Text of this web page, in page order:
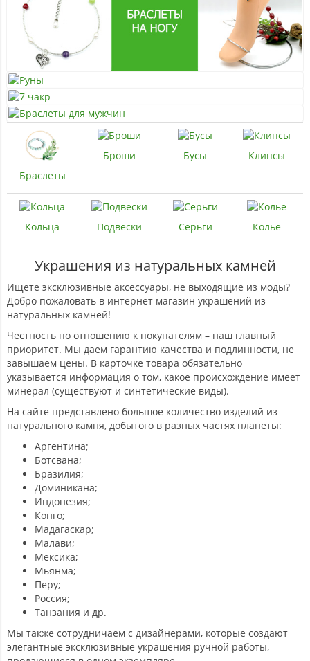
Браслеты
Броши Бусы Клипсы
Кольца Подвески Серьги Колье
Украшения из натуральных камней
Ищете эксклюзивные аксессуары, не выходящие из моды?
Добро пожаловать в интернет магазин украшений из
натуральных камней!
Честность по отношению к покупателям – наш главный
приоритет. Мы даем гарантию качества и подлинности, не
завышаем цены. В карточке товара обязательно
указывается информация о том, какое происхождение имеет
минерал (существуют и синтетические виды).
На сайте представлено большое количество изделий из
натурального камня, добытого в разных частях планеты:
Аргентина;
Ботсвана;
Бразилия;
Доминикана;
Индонезия;
Конго;
Мадагаскар;
Малави;
Мексика;
Мьянма;
Перу;
Россия;
Танзания и др.
Мы также сотрудничаем с дизайнерами, которые создают
элегантные эксклюзивные украшения ручной работы,